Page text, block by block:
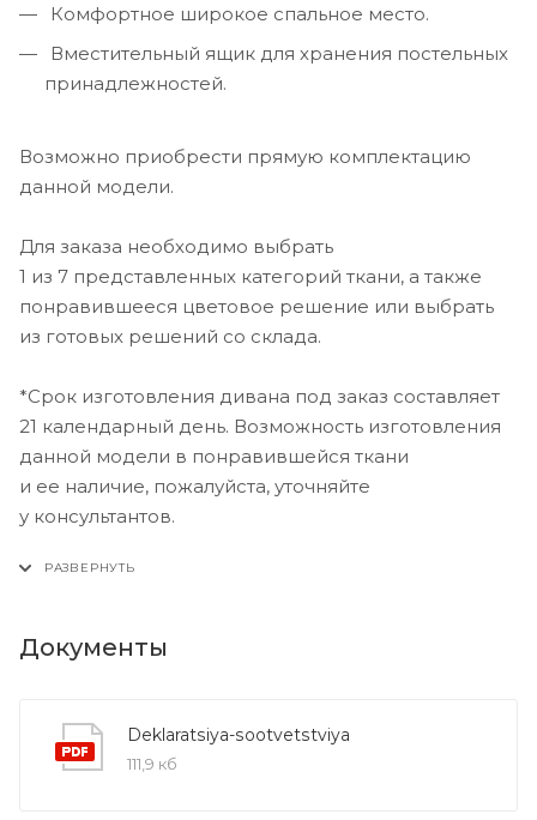
Комфортное широкое спальное место.
Вместительный ящик для хранения постельных
принадлежностей.
Возможно приобрести прямую комплектацию
данной модели.
Для заказа необходимо выбрать
1 из 7 представленных категорий ткани, а также
понравившееся цветовое решение или выбрать
из готовых решений со склада.
*Срок изготовления дивана под заказ составляет
21 календарный день. Возможность изготовления
данной модели в понравившейся ткани
и ее наличие, пожалуйста, уточняйте
у консультантов.
Документы
Deklaratsiya-sootvetstviya
111,9 кб